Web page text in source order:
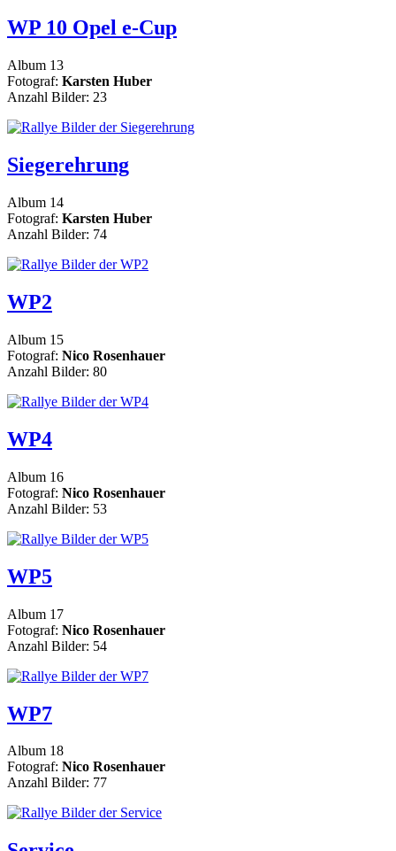
WP 10 Opel e-Cup
Album 13
Fotograf: Karsten Huber
Anzahl Bilder: 23
Siegerehrung
Album 14
Fotograf: Karsten Huber
Anzahl Bilder: 74
WP2
Album 15
Fotograf: Nico Rosenhauer
Anzahl Bilder: 80
WP4
Album 16
Fotograf: Nico Rosenhauer
Anzahl Bilder: 53
WP5
Album 17
Fotograf: Nico Rosenhauer
Anzahl Bilder: 54
WP7
Album 18
Fotograf: Nico Rosenhauer
Anzahl Bilder: 77